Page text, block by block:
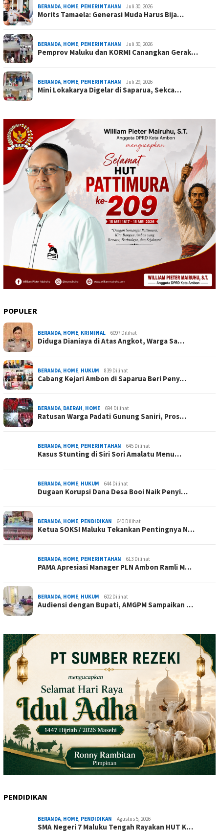
BERANDA, HOME, PEMERINTAHAN Juli 30, 2026
Morits Tamaela: Generasi Muda Harus Bija…
BERANDA, HOME, PEMERINTAHAN Juli 30, 2026
Pemprov Maluku dan KORMI Canangkan Gerak…
BERANDA, HOME, PEMERINTAHAN Juli 29, 2026
Mini Lokakarya Digelar di Saparua, Sekca…
POPULER
BERANDA HOME KRIMINAL 6097 Dilihat
Diduga Dianiaya di Atas Angkot, Warga Sa…
BERANDA HOME HUKUM 839 Dilihat
Cabang Kejari Ambon di Saparua Beri Peny…
BERANDA DAERAH HOME 694 Dilihat
Ratusan Warga Padati Gunung Saniri, Pros…
BERANDA HOME PEMERINTAHAN 645 Dilihat
Kasus Stunting di Siri Sori Amalatu Menu…
BERANDA HOME HUKUM 644 Dilihat
Dugaan Korupsi Dana Desa Booi Naik Penyi…
BERANDA HOME PENDIDIKAN 640 Dilihat
Ketua SOKSI Maluku Tekankan Pentingnya N…
BERANDA HOME PEMERINTAHAN 613 Dilihat
PAMA Apresiasi Manager PLN Ambon Ramli M…
BERANDA HOME HUKUM 602 Dilihat
Audiensi dengan Bupati, AMGPM Sampaikan …
PENDIDIKAN
BERANDA, HOME, PENDIDIKAN Agustus 5, 2026
SMA Negeri 7 Maluku Tengah Rayakan HUT K…